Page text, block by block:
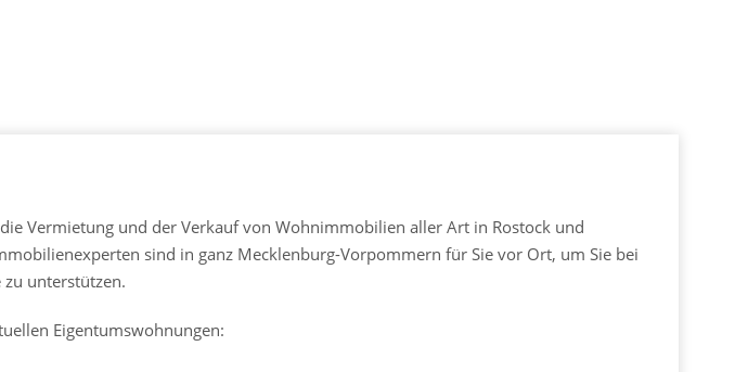
Vermietung und der Verkauf von Wohnimmobilien aller Art in Rostock und
sind in ganz Mecklenburg-Vorpommern für Sie vor Ort, um Sie bei
zu unterstützen.
Eigentumswohnungen: